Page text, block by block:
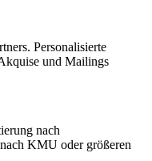
Personalisierte
und Mailings
nach
KMU oder größeren